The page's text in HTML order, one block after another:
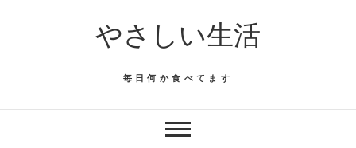
やさしい生活
毎日何か食べてます